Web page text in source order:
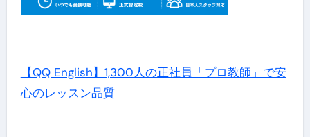
【QQ English】1,300人の正社員「プロ教師」で安
心のレッスン品質